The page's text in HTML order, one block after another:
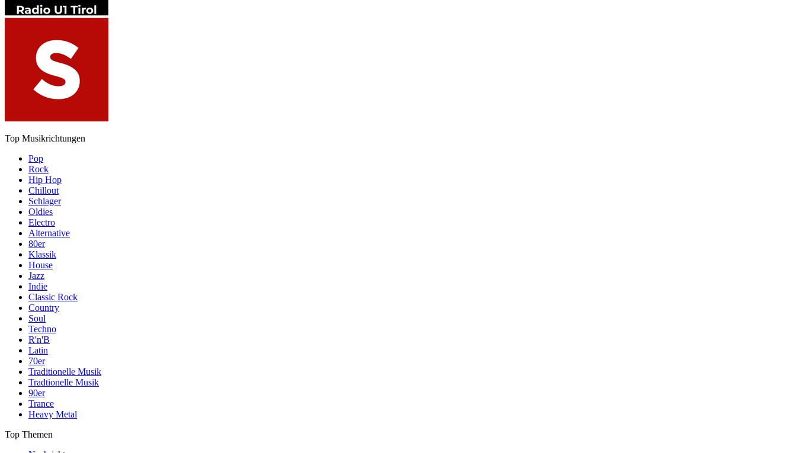
Top Musikrichtungen
Pop
Rock
Hip Hop
Chillout
Schlager
Oldies
Electro
Alternative
80er
Klassik
House
Jazz
Indie
Classic Rock
Country
Soul
Techno
R'n'B
Latin
70er
Traditionelle Musik
Tradtionelle Musik
90er
Trance
Heavy Metal
Top Themen